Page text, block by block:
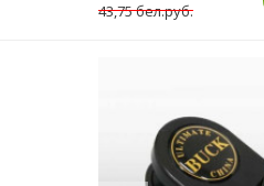
43,75 бел.руб.